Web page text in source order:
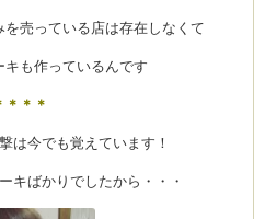
CEDO)
売っている店は存在しなくて
キも作っているんです
＊＊＊
は今でも覚えています！
キばかりでしたから・・・